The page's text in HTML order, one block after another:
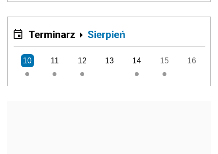
Terminarz Sierpień
10 11 12 13 14 15 16